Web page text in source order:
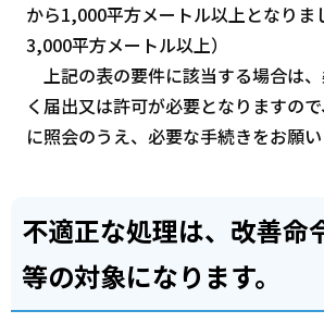
から1,000平方メートル以上となりま
3,000平方メートル以上）
上記の表の要件に該当する場合は
く届出又は許可が必要となりますの
に照会のうえ、必要な手続きをお願い
不適正な処理は、改善命
等の対象になります。